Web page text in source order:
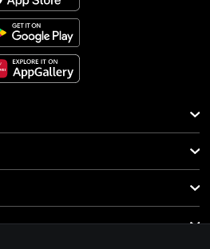
กสาวได้แต่งงาน สบายเป็นชาติ
แบบพี่ ไม่มีแฟนได้ไง
พี่สาวแล้วนะย่า